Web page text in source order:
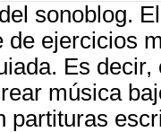
sonoblog.
de ejercicios
Es
música
partituras